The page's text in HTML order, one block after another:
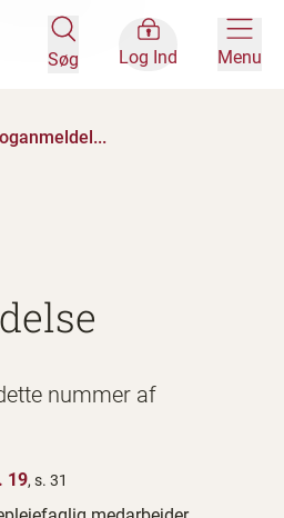
Søg Log Ind Menu
nummer af
19, s. 31